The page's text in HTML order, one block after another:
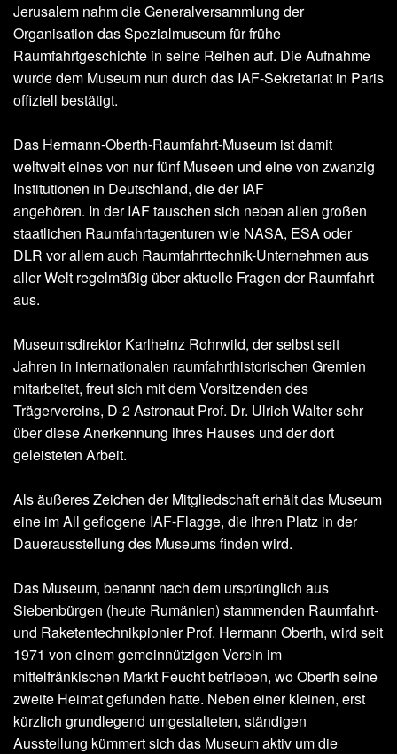
Jerusalem nahm die Generalversammlung der
Organisation das Spezialmuseum für frühe
Raumfahrtgeschichte in seine Reihen auf. Die Aufnahme
wurde dem Museum nun durch das IAF-Sekretariat in Paris
offiziell bestätigt.
Das Hermann-Oberth-Raumfahrt-Museum ist damit
weltweit eines von nur fünf Museen und eine von zwanzig
Institutionen in Deutschland, die der IAF
angehören. In der IAF tauschen sich neben allen großen
staatlichen Raumfahrtagenturen wie NASA, ESA oder
DLR vor allem auch Raumfahrttechnik-Unternehmen aus
aller Welt regelmäßig über aktuelle Fragen der Raumfahrt
aus.
Museumsdirektor Karlheinz Rohrwild, der selbst seit
Jahren in internationalen raumfahrthistorischen Gremien
mitarbeitet, freut sich mit dem Vorsitzenden des
Trägervereins, D-2 Astronaut Prof. Dr. Ulrich Walter sehr
über diese Anerkennung ihres Hauses und der dort
geleisteten Arbeit.
Als äußeres Zeichen der Mitgliedschaft erhält das Museum
eine im All geflogene IAF-Flagge, die ihren Platz in der
Dauerausstellung des Museums finden wird.
Das Museum, benannt nach dem ursprünglich aus
Siebenbürgen (heute Rumänien) stammenden Raumfahrt-
und Raketentechnikpionier Prof. Hermann Oberth, wird seit
1971 von einem gemeinnützigen Verein im
mittelfränkischen Markt Feucht betrieben, wo Oberth seine
zweite Heimat gefunden hatte. Neben einer kleinen, erst
kürzlich grundlegend umgestalteten, ständigen
Ausstellung kümmert sich das Museum aktiv um die